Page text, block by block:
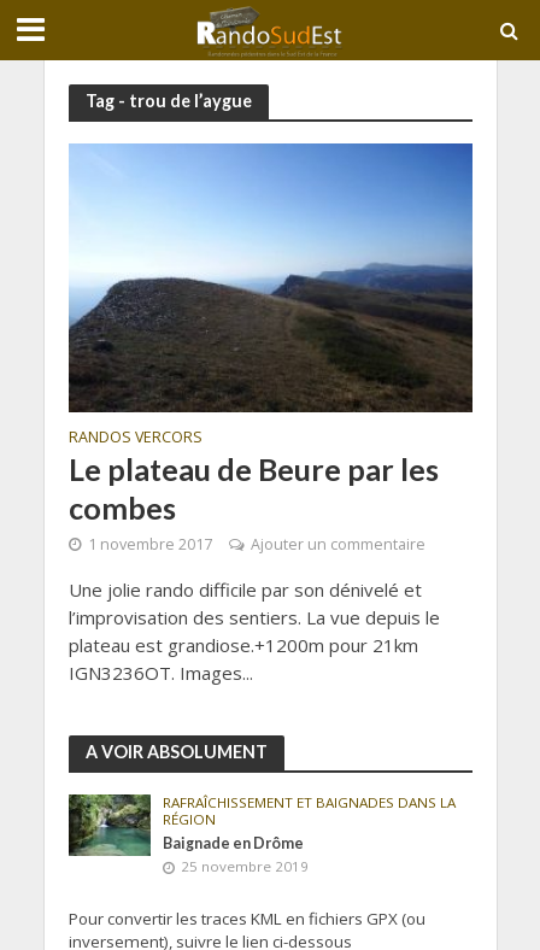
Tag - trou de l’aygue
RANDOS VERCORS
Le plateau de Beure par les
combes
1 novembre 2017 Ajouter un commentaire
Une jolie rando difficile par son dénivelé et
l’improvisation des sentiers. La vue depuis le
plateau est grandiose.+1200m pour 21km
IGN3236OT. Images...
A VOIR ABSOLUMENT
RAFRAÎCHISSEMENT ET BAIGNADES DANS LA
RÉGION
Baignade en Drôme
25 novembre 2019
Pour convertir les traces KML en fichiers GPX (ou
inversement), suivre le lien ci-dessous